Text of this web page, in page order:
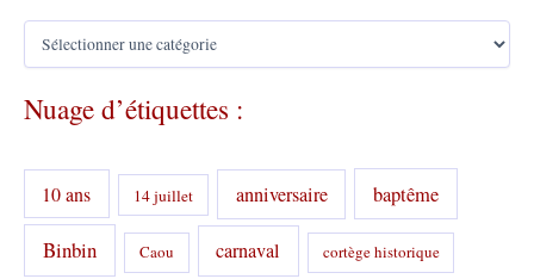
C
é
g
r
e
Nuage d’étiquettes :
10 ans 14 juillet anniversaire baptême
Binbin Caou carnaval cortège historique